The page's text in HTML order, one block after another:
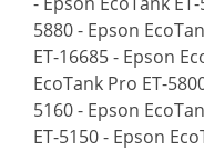
5880 - Epson
ET-16685 - Epson
EcoTank Pro ET-
5160 - Epson
ET-5150 - Epson